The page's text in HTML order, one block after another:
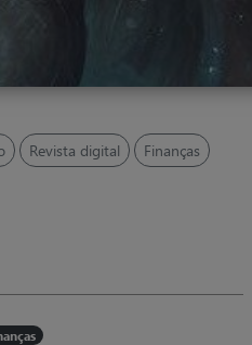
Revista digital Finanças